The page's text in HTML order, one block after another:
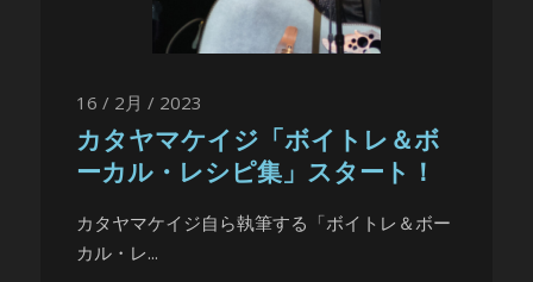
16 / 2月 / 2023
カタヤマケイジ「ボイトレ＆ボ
ーカル・レシピ集」スタート！
カタヤマケイジ自ら執筆する「ボイトレ＆ボー
カル・レ...